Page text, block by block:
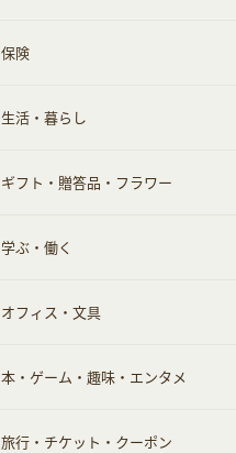
スマホ・携帯電話・SIM
定額制有料コンテンツ
証券
仮想通貨
その他投資
銀行・ネット銀行
キャッシング・ローン
その他金融
保険
すべて見る
保険相談・面談
生活・暮らし
すべて見る
住まい・暮らし
不動産
引越し
エコ・エネルギー
ギフト・贈答品・フラワー
すべて見る
ギフト・贈答品
学ぶ・働く
すべて見る
習い事・学習・学校
仕事・転職
オフィス・文具
すべて見る
オフィス・文具
本・ゲーム・趣味・エンタメ
すべて見る
旅行・チケット・クーポン